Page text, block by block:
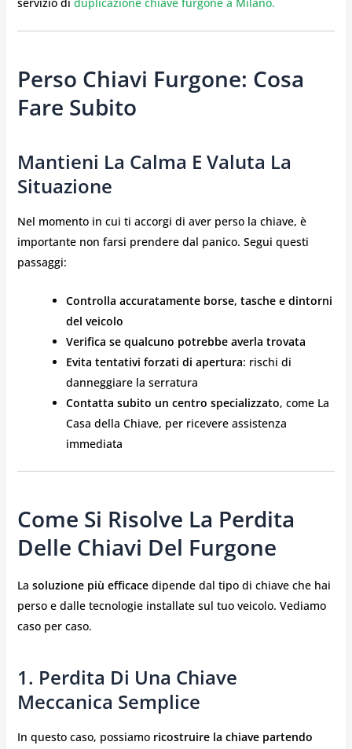
Perso Chiavi Furgone: Cosa
Fare Subito
Mantieni La Calma E Valuta La
Situazione
Nel momento in cui ti accorgi di aver perso la chiave, è
importante non farsi prendere dal panico. Segui questi
passaggi:
Controlla accuratamente borse, tasche e dintorni
del veicolo
Verifica se qualcuno potrebbe averla trovata
Evita tentativi forzati di apertura: rischi di
danneggiare la serratura
Contatta subito un centro specializzato, come La
Casa della Chiave, per ricevere assistenza
immediata
Come Si Risolve La Perdita
Delle Chiavi Del Furgone
La soluzione più efficacedipende dal tipo di chiave che hai
perso e dalle tecnologie installate sul tuo veicolo. Vediamo
caso per caso.
1. Perdita Di Una Chiave
Meccanica Semplice
In questo caso, possiamo ricostruire la chiave partendo